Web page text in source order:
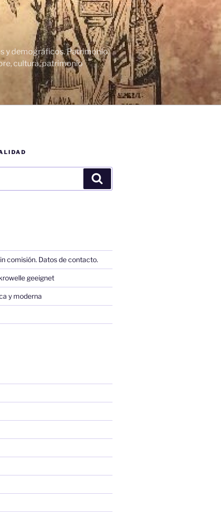
y demográficos. Patrimonio
cultura, patrimonio
comisión. Datos de contacto.
geeignet
y moderna